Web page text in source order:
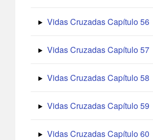
Vidas Cruzadas Capítulo 56
Vidas Cruzadas Capítulo 57
Vidas Cruzadas Capítulo 58
Vidas Cruzadas Capítulo 59
Vidas Cruzadas Capítulo 60